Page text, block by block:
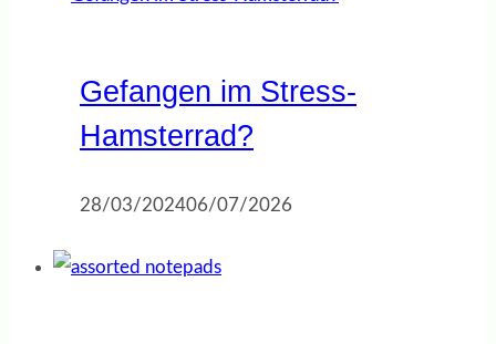
Gefangen im Stress-
Hamsterrad?
28/03/202406/07/2026